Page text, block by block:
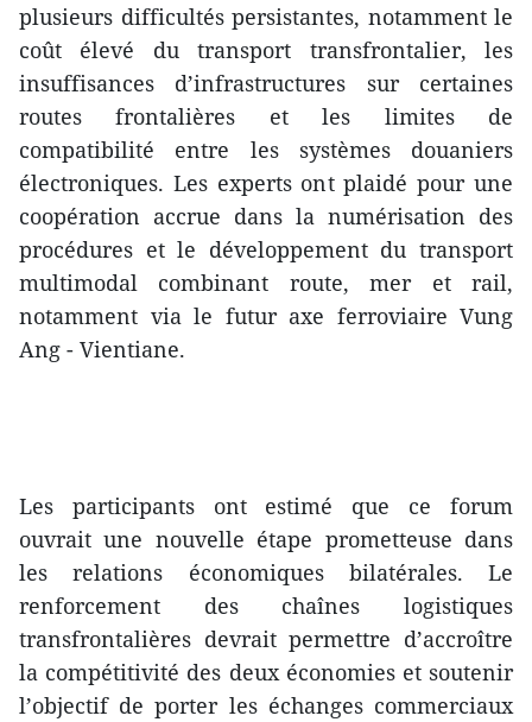
plusieurs difficultés persistantes, notamment le
coût élevé du transport transfrontalier, les
insuffisances d’infrastructures sur certaines
routes frontalières et les limites de
compatibilité entre les systèmes douaniers
électroniques. Les experts ont plaidé pour une
coopération accrue dans la numérisation des
procédures et le développement du transport
multimodal combinant route, mer et rail,
notamment via le futur axe ferroviaire Vung
Ang - Vientiane.
Les participants ont estimé que ce forum
ouvrait une nouvelle étape prometteuse dans
les relations économiques bilatérales. Le
renforcement des chaînes logistiques
transfrontalières devrait permettre d’accroître
la compétitivité des deux économies et soutenir
l’objectif de porter les échanges commerciaux